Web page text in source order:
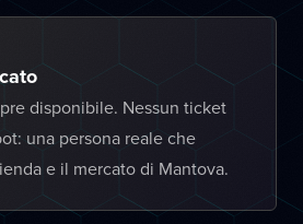
disponibile. Nessun ticket
una persona reale che
e il mercato di Mantova.